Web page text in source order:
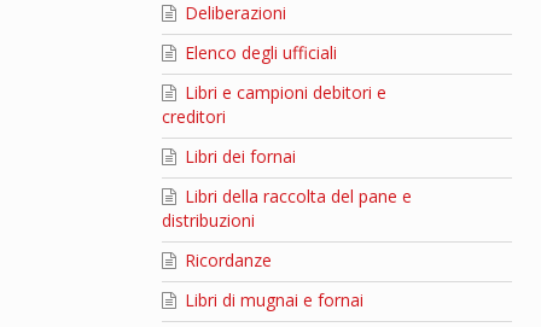
Deliberazioni
Elenco degli ufficiali
Libri e campioni debitori e
creditori
Libri dei fornai
Libri della raccolta del pane e
distribuzioni
Ricordanze
Libri di mugnai e fornai